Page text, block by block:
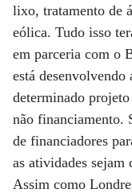
lixo, tratamento de
eólica. Tudo isso
em parceria com o
está desenvolvendo
determinado
não financiamento.
de financiadores
as atividades sejam
Assim como